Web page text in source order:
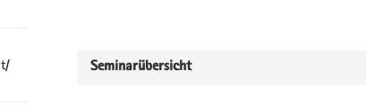
Seminarübersicht